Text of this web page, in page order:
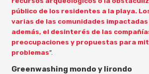
público de los residentes a la playa.
varias de las comunidades
además, el desinterés de las
preocupaciones y propuestas para
problemas”.
Greenwashing mondo y lirondo